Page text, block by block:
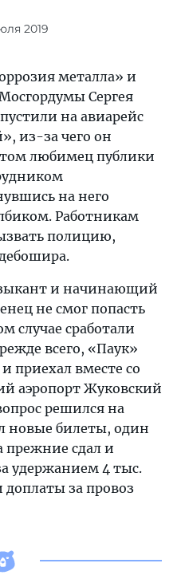
2019
металла» и
Сергея
на авиарейс
из-за чего он
любимец публики
на него
Работникам
полицию,
и начинающий
не смог попасть
случае сработали
всего, «Паук»
приехал вместе со
аэропорт Жуковский
решился на
новые билеты, один
прежние сдал и
удержанием 4 тыс.
доплаты за провоз